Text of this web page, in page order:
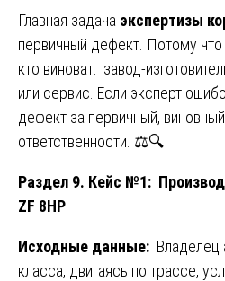
Главная задача экспертизы
первичный дефект. Потому
кто виноват: завод-
или сервис. Если эксперт
дефект за первичный,
ответственности. ⚖️🔍
Раздел 9. Кейс №1:
ZF 8HP
Исходные данные: Владелец
класса, двигаясь по трассе,